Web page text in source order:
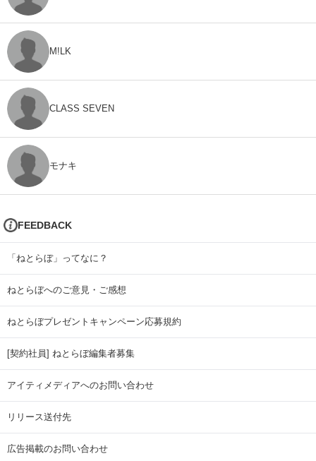
M!LK
CLASS SEVEN
モナキ
FEEDBACK
「ねとらぼ」ってなに？
ねとらぼへのご意見・ご感想
ねとらぼプレゼントキャンペーン応募規約
[契約社員] ねとらぼ編集者募集
アイティメディアへのお問い合わせ
リリース送付先
広告掲載のお問い合わせ